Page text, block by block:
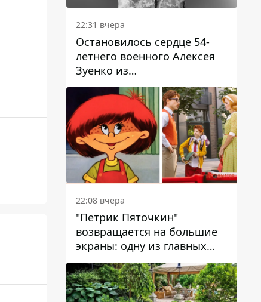
22:31 вчера
Остановилось сердце 54-
летнего военного Алексея
Зуенко из
Днепропетровской области
22:08 вчера
"Петрик Пяточкин"
возвращается на большие
экраны: одну из главных
ролей сыграет 9-летний
днепрянин Александр
Войтеховский